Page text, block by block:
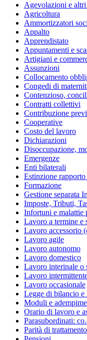
Agevolazioni e
Agricoltura
Ammortizzatori
Appalto
Apprendistato
Appuntamenti e
Artigiani e
Assunzioni
Collocamento
Congedi di
Contenzioso,
Contratti collettivi
Contribuzione
Cooperative
Costo del lavoro
Dichiarazioni
Disoccupazione,
Emergenze
Enti bilaterali
Estinzione
Formazione
Gestione separata
Imposte, Tributi,
Infortuni e malattie
Lavoro a termine e
Lavoro accessorio
Lavoro agile
Lavoro autonomo
Lavoro domestico
Lavoro interinale o
Lavoro
Lavoro occasionale
Legge di bilancio e
Moduli e
Orario di lavoro e
Parasubordinati:
Parità di